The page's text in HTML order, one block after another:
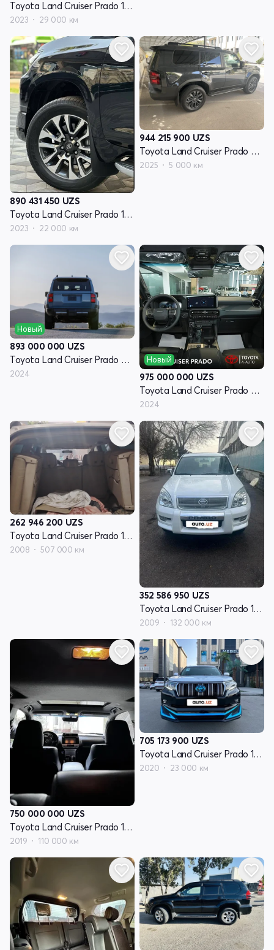
Toyota Land Cruiser Prado 150 Series рестайлинг 3
2023 29 000 км
890 431 450 UZS
Toyota Land Cruiser Prado 150 Series рестайлинг 3
2023 22 000 км
944 215 900 UZS
Toyota Land Cruiser Prado 250 Series
2025 5 000 км
Новый
893 000 000 UZS
Toyota Land Cruiser Prado 250 Series
2024
Новый
975 000 000 UZS
Toyota Land Cruiser Prado 250 Series
2024
262 946 200 UZS
Toyota Land Cruiser Prado 120 Series рестайлинг
2008 507 000 км
352 586 950 UZS
Toyota Land Cruiser Prado 150 Series
2009 132 000 км
750 000 000 UZS
Toyota Land Cruiser Prado 150 Series рестайлинг 2
2019 110 000 км
705 173 900 UZS
Toyota Land Cruiser Prado 150 Series рестайлинг 2
2020 23 000 км